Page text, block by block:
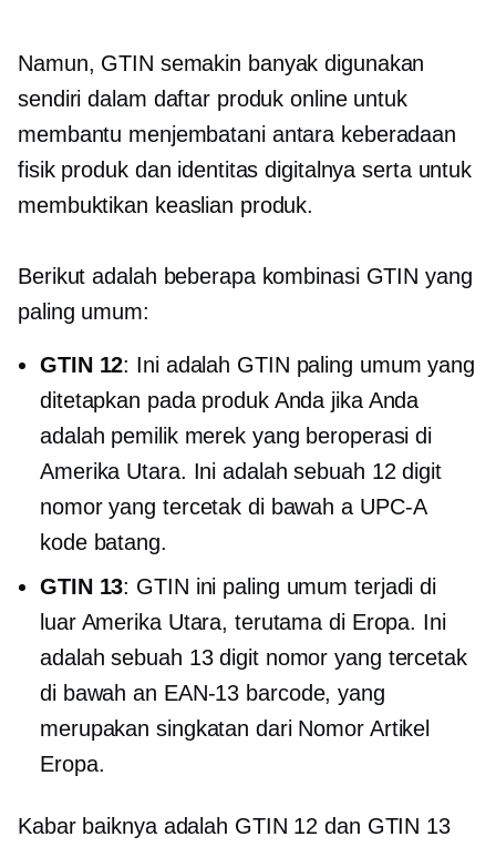
Namun, GTIN semakin banyak digunakan
sendiri dalam daftar produk online untuk
membantu menjembatani antara keberadaan
fisik produk dan identitas digitalnya serta untuk
membuktikan keaslian produk.
Berikut adalah beberapa kombinasi GTIN yang
paling umum:
GTIN 12: Ini adalah GTIN paling umum yang
ditetapkan pada produk Anda jika Anda
adalah pemilik merek yang beroperasi di
Amerika Utara. Ini adalah sebuah 12 digit
nomor yang tercetak di bawah a UPC-A
kode batang.
GTIN 13: GTIN ini paling umum terjadi di
luar Amerika Utara, terutama di Eropa. Ini
adalah sebuah 13 digitnomor yang tercetak
di bawah an EAN-13 barcode, yang
merupakan singkatan dari Nomor Artikel
Eropa.
Kabar baiknya adalah GTIN 12 dan GTIN 13